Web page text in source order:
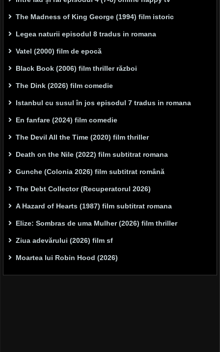
The Madness of King George (1994) film istoric
Legea naturii episodul 8 tradus in romana
Vatel (2000) film de epocă
Black Book (2006) film thriller război
The Dink (2026) film comedie
Istanbul cu susul în jos episodul 7 tradus in romana
En fanfare (2024) film comedie
The Devil All the Time (2020) film thriller
Death on the Nile (2022) film subtitrat romana
Gunche (Colonia 2026) film subtitrat română
The Debt Collector (Recuperatorul 2026)
A Hazard of Hearts (1987) film subtitrat romana
Elize: Sombras de uma Mulher (2026) film thriller
Ziua adevărului (2026) film sf
Moartea lui Robin Hood (2026)